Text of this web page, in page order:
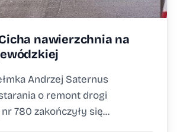
nawierzchnia na
Andrzej Saternus
o remont drogi
780 zakończyły się...